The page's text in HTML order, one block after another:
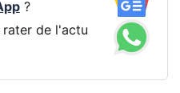
?
rater de l'actu